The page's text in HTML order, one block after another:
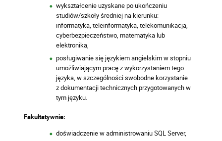
wykształcenie uzyskane po ukończeniu
studiów/szkoły średniej na kierunku:
informatyka, teleinformatyka, telekomunikacja,
cyberbezpieczeństwo, matematyka lub
elektronika,
posługiwanie się językiem angielskim w stopniu
umożliwiającym pracę z wykorzystaniem tego
języka, w szczególności swobodne korzystanie
z dokumentacji technicznych przygotowanych w
tym języku.
Fakultatywnie:
doświadczenie w administrowaniu SQL Server,